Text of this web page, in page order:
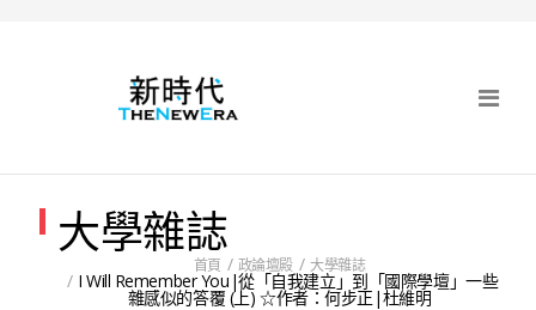
大學雜誌
首頁 政論壇殿 大學雜誌
I Will Remember You|從「自我建立」到「國際學壇」一些
雜感似的答覆 (上) ☆作者：何步正|杜維明